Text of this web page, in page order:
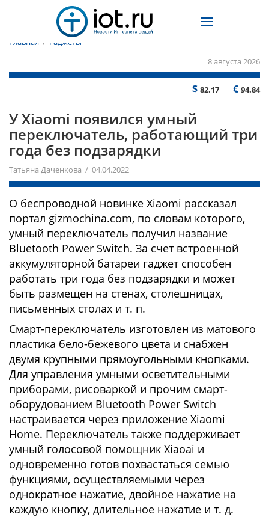
Главная / Гаджеты
8 августа 2026
$ 82.17 € 94.84
У Xiaomi появился умный
переключатель, работающий три
года без подзарядки
Татьяна Даченкова / 04.04.2022
О беспроводной новинке Xiaomi рассказал
портал gizmochina.com, по словам которого,
умный переключатель получил название
Bluetooth Power Switch. За счет встроенной
аккумуляторной батареи гаджет способен
работать три года без подзарядки и может
быть размещен на стенах, столешницах,
письменных столах и т. п.
Смарт-переключатель изготовлен из матового
пластика бело-бежевого цвета и снабжен
двумя крупными прямоугольными кнопками.
Для управления умными осветительными
приборами, рисоваркой и прочим смарт-
оборудованием Bluetooth Power Switch
настраивается через приложение Xiaomi
Home. Переключатель также поддерживает
умный голосовой помощник Xiaoai и
одновременно готов похвастаться семью
функциями, осуществляемыми через
однократное нажатие, двойное нажатие на
каждую кнопку, длительное нажатие и т. д.